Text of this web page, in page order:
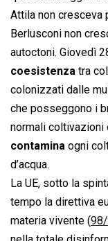
k
p
n
Attila non cresceva
Berlusconi non
autoctoni. Giovedì
coesistenza tra
colonizzati dalle
che posseggono i
normali coltivazioni
contamina ogni
d’acqua.
La UE, sotto la
tempo la direttiva
materia vivente (